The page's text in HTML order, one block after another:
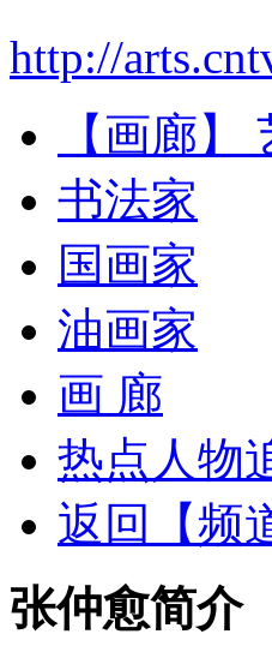
http://
【画廊
书法家
国画家
油画家
画 廊
热点人物
返回【频
张仲愈简介